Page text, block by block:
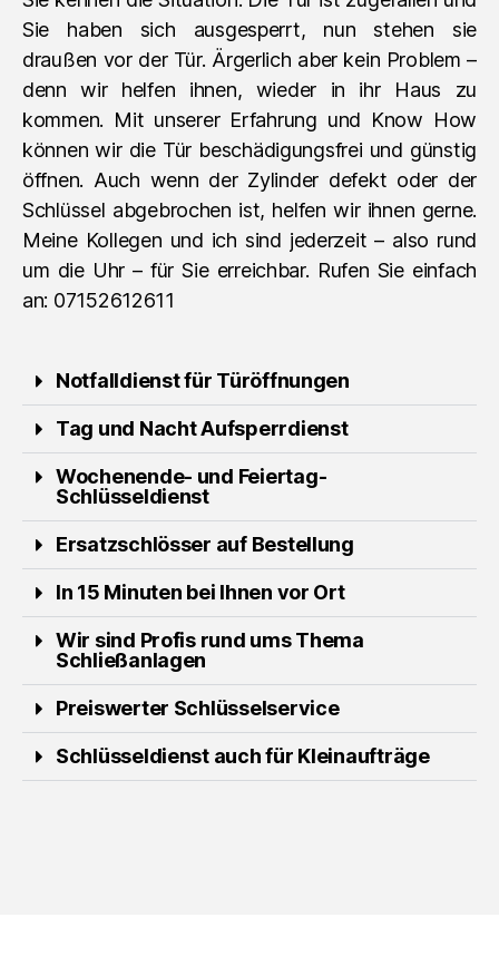
Sie haben sich ausgesperrt, nun stehen sie
draußen vor der Tür. Ärgerlich aber kein Problem –
denn wir helfen ihnen, wieder in ihr Haus zu
kommen. Mit unserer Erfahrung und Know How
können wir die Tür beschädigungsfrei und günstig
öffnen. Auch wenn der Zylinder defekt oder der
Schlüssel abgebrochen ist, helfen wir ihnen gerne.
Meine Kollegen und ich sind jederzeit – also rund
um die Uhr – für Sie erreichbar. Rufen Sie einfach
an: 07152612611
Notfalldienst für Türöffnungen
Tag und Nacht Aufsperrdienst
Wochenende- und Feiertag-
Schlüsseldienst
Ersatzschlösser auf Bestellung
In 15 Minuten bei Ihnen vor Ort
Wir sind Profis rund ums Thema
Schließanlagen
Preiswerter Schlüsselservice
Schlüsseldienst auch für Kleinaufträge